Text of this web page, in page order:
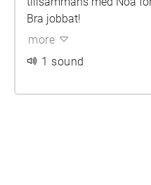
Bra jobbat!
more
1 sound